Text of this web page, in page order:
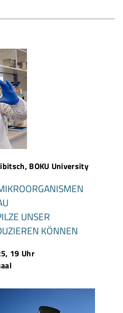
BOKU University
UNSER
KÖNNEN
19 Uhr